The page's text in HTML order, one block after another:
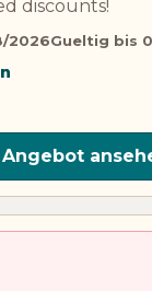
discounts!
2026Gueltig bis
Angebot